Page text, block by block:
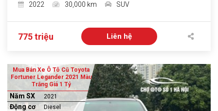
2022
30,000 km SUV
775 triệu Liên hệ
Mua Bán Xe Ô Tô Cũ Toyota
Fortuner Legander 2021 Màu
Trắng Giá 1 Tỷ
Năm SX 2021
Động cơ Diesel